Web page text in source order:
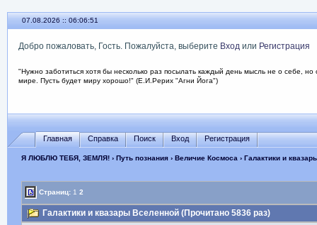
07.08.2026 :: 06:06:52
Добро пожаловать, Гость. Пожалуйста, выберите Входили Регистрация
"Нужно заботиться хотя бы несколько раз посылать каждый день мысль не о себе, но
мире. Пусть будет миру хорошо!" (Е.И.Рерих "Агни Йога")
Главная Справка Поиск Вход Регистрация
Я ЛЮБЛЮ ТЕБЯ, ЗЕМЛЯ!› Путь познания› Величие Космоса › Галактики и
Страниц: 1 2
Галактики и квазары Вселенной (Прочитано 5836 раз)